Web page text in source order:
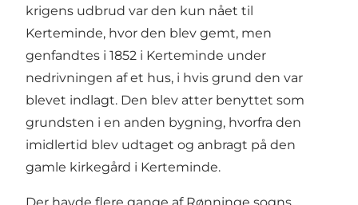
krigens udbrud var den kun nået til
Kerteminde, hvor den blev gemt, men
genfandtes i 1852 i Kerteminde under
nedrivningen af et hus, i hvis grund den var
blevet indlagt. Den blev atter benyttet som
grundsten i en anden bygning, hvorfra den
imidlertid blev udtaget og anbragt på den
gamle kirkegård i Kerteminde.